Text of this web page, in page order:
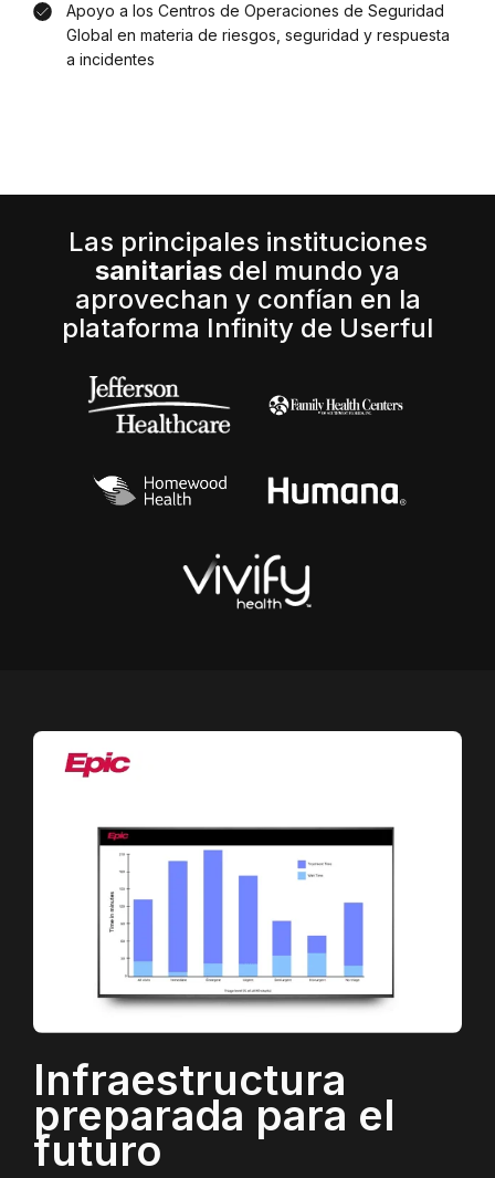
Apoyo a los Centros de Operaciones de Seguridad
Global en materia de riesgos, seguridad y respuesta
a incidentes
Las principales instituciones
sanitarias del mundo ya
aprovechan y confían en la
plataforma Infinity de Userful
Infraestructura
preparada para el
futuro